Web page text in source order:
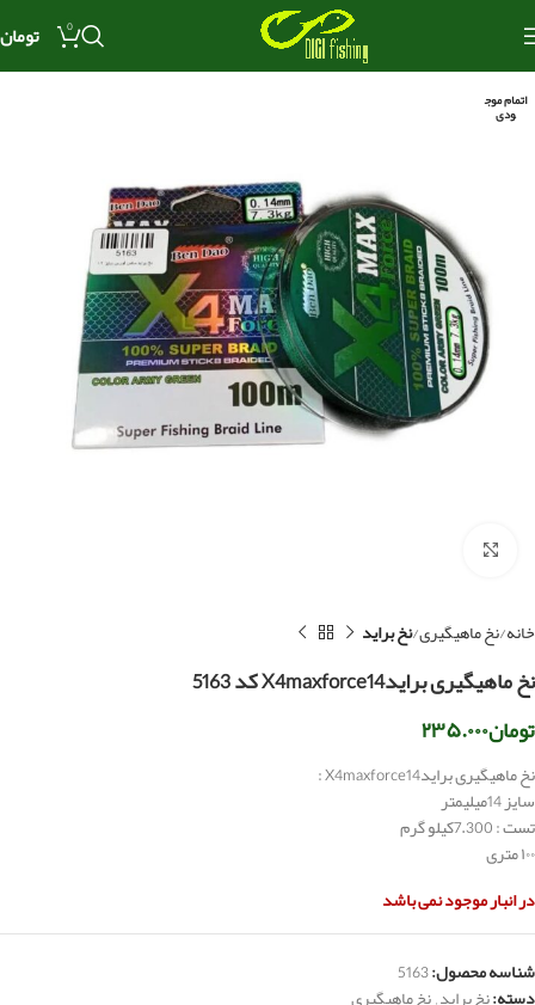
0 تومان
اتمام موج
ودی
خانه نخ ماهیگیری نخ براید
نخ ماهیگیری برایدX4maxforce14 کد 5163
تومان۲۳۵.۰۰۰
نخ ماهیگیری برایدX4maxforce14 :
سایز 14میلیمتر
تست : 7.300کیلو گرم
۱۰۰ متری
در انبار موجود نمی باشد
شناسه محصول:5163
دسته:نخ براید,نخ ماهیگیری